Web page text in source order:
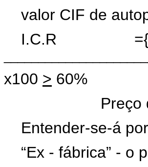
valor CIF de
x100 > 60%
Preço do bem
Entender-se-á
“Ex - fábrica” - o